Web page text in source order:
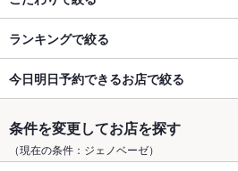
ランキングで絞る
今日明日予約できるお店で絞る
条件を変更してお店を探す
（現在の条件：ジェノベーゼ）